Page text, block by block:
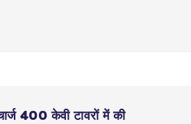
400 केवी टावरों में की